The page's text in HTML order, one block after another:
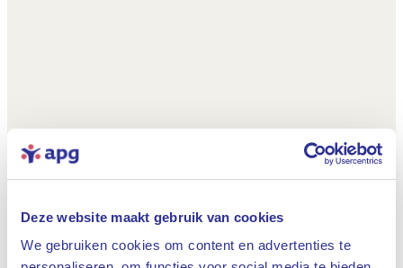
Deze website maakt gebruik van cookies
We gebruiken cookies om content en advertenties te